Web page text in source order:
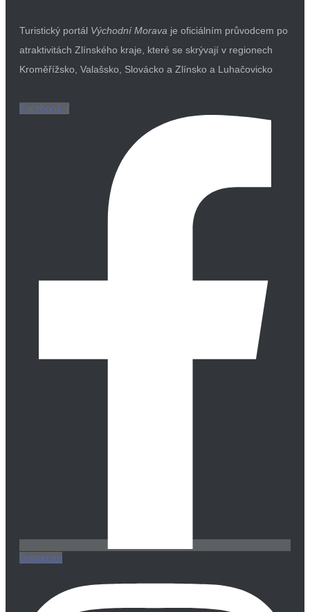
Turistický portál Východní Morava je oficiálním průvodcem po
atraktivitách Zlínského kraje, které se skrývají v regionech
Kroměřížsko, Valašsko, Slovácko a Zlínsko a Luhačovicko
Facebook-f
Instagram